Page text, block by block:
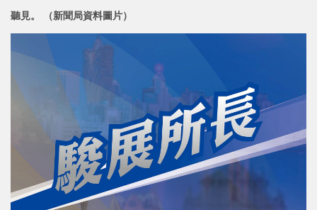
聽見。 （新聞局資料圖片）